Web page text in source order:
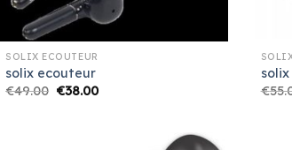
SOLIX ECOUTEUR
solix ecouteur
€49.00 €38.00
€